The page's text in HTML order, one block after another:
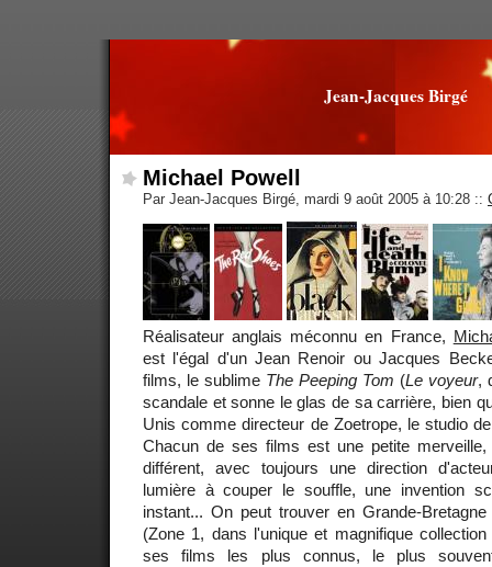
Jean-Jacques Birgé
Michael Powell
Par Jean-Jacques Birgé, mardi 9 août 2005 à 10:28 ::
Réalisateur anglais méconnu en France,
est l'égal d'un Jean Renoir ou Jacques
films, le sublime The Peeping Tom (Le voyeur,
scandale et sonne le glas de sa carrière, bien
Unis comme directeur de Zoetrope, le studio
Chacun de ses films est une petite
différent, avec toujours une direction
lumière à couper le souffle, une invention
instant... On peut trouver en Grande-
(Zone 1, dans l'unique et magnifique
ses films les plus connus, le plus